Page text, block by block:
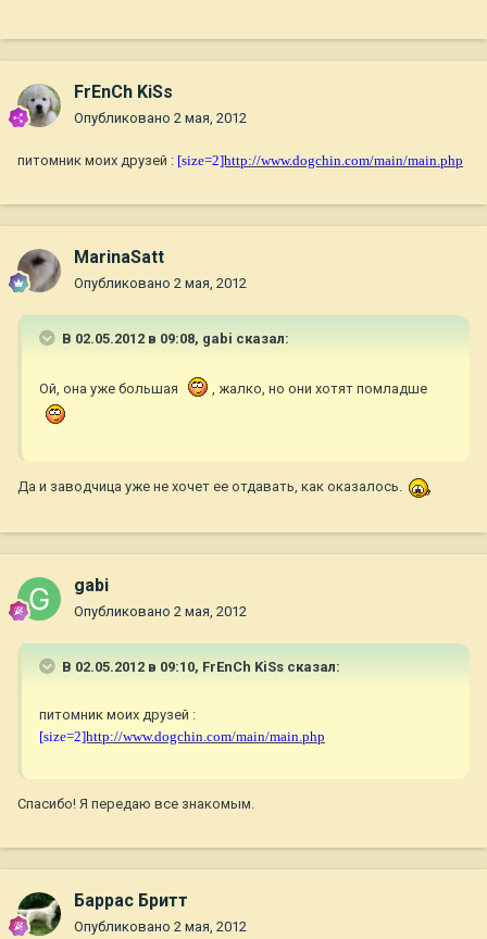
FrEnCh KiSs
Опубликовано 2 мая, 2012
питомник моих друзей : [size=2]http://www.dogchin.com/main/main.php
MarinaSatt
Опубликовано 2 мая, 2012
В 02.05.2012 в 09:08, gabi сказал:
Ой, она уже большая , жалко, но они хотят помладше
Да и заводчица уже не хочет ее отдавать, как оказалось.
gabi
Опубликовано 2 мая, 2012
В 02.05.2012 в 09:10, FrEnCh KiSs сказал:
питомник моих друзей :
[size=2]http://www.dogchin.com/main/main.php
Спасибо! Я передаю все знакомым.
Баррас Бритт
Опубликовано 2 мая, 2012